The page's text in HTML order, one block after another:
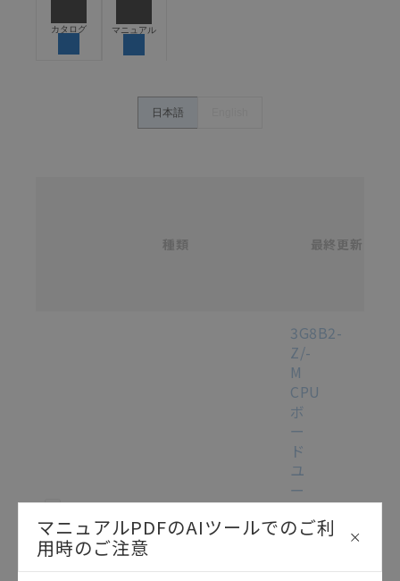
保できるよう設計されていること、および本製品が全
ン事例は参考用ですので、ご採用に際しては機器・装
置の機能や安全性をご確認のうえご使用ください。・
があります。改めて当サイトの掲載内容をご確認のう
カタログ マニュアル
日本語
種類 最終更新
この資料を選択
マニュアル
3G8B2-
Z/-
M
CPU
ボ
ー
ド
ユ
ー
ザ
ー
マ
2012/10/05
マニュアルPDFのAIツールでのご利
用時のご注意